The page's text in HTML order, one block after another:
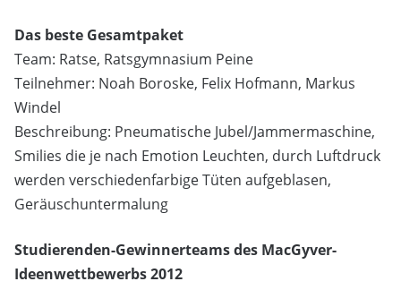
Das beste Gesamtpaket
Team: Ratse, Ratsgymnasium Peine
Teilnehmer: Noah Boroske, Felix Hofmann, Markus
Windel
Beschreibung: Pneumatische Jubel/Jammermaschine,
Smilies die je nach Emotion Leuchten, durch Luftdruck
werden verschiedenfarbige Tüten aufgeblasen,
Geräuschuntermalung
Studierenden-Gewinnerteams des MacGyver-
Ideenwettbewerbs 2012